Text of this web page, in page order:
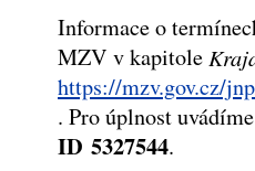
Informace o
MZV v kapitole
https://mzv.gov.cz/
. Pro úplnost
ID 5327544.